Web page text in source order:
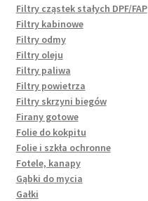
Filtry cząstek stałych DPF/FAP
Filtry kabinowe
Filtry odmy
Filtry oleju
Filtry paliwa
Filtry powietrza
Filtry skrzyni biegów
Firany gotowe
Folie do kokpitu
Folie i szkła ochronne
Fotele, kanapy
Gąbki do mycia
Gałki